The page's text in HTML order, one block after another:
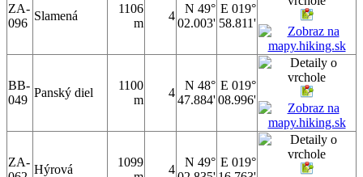
ZA-
096
Slamená
1106
m
4
N 49°
02.003'
E 019°
58.811'
BB-
049
Panský diel
1100
m
4
N 48°
47.884'
E 019°
08.996'
ZA-
Hýrová
1099
4
N 49° E 019°